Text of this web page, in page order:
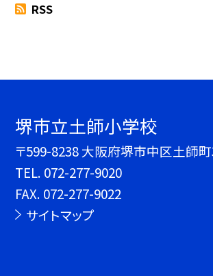
RSS
堺市立土師小学校
〒599-8238 大阪府堺市中区土師
TEL. 072-277-9020
FAX. 072-277-9022
サイトマップ